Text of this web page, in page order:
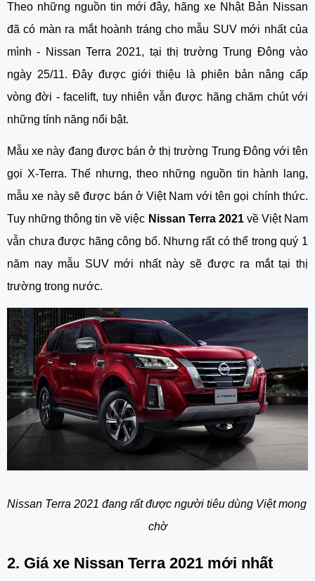
Theo những nguồn tin mới đây, hãng xe Nhật Bản Nissan
đã có màn ra mắt hoành tráng cho mẫu SUV mới nhất của
mình - Nissan Terra 2021, tại thị trường Trung Đông vào
ngày 25/11. Đây được giới thiệu là phiên bản nâng cấp
vòng đời - facelift, tuy nhiên vẫn được hãng chăm chút với
những tính năng nổi bật.
Mẫu xe này đang được bán ở thị trường Trung Đông với tên
gọi X-Terra. Thế nhưng, theo những nguồn tin hành lang,
mẫu xe này sẽ được bán ở Việt Nam với tên gọi chính thức.
Tuy những thông tin về việc Nissan Terra 2021 về Việt Nam
vẫn chưa được hãng công bố. Nhưng rất có thể trong quý 1
năm nay mẫu SUV mới nhất này sẽ được ra mắt tại thị
trường trong nước.
Nissan Terra 2021 đang rất được người tiêu dùng Việt mong
chờ
2. Giá xe Nissan Terra 2021 mới nhất